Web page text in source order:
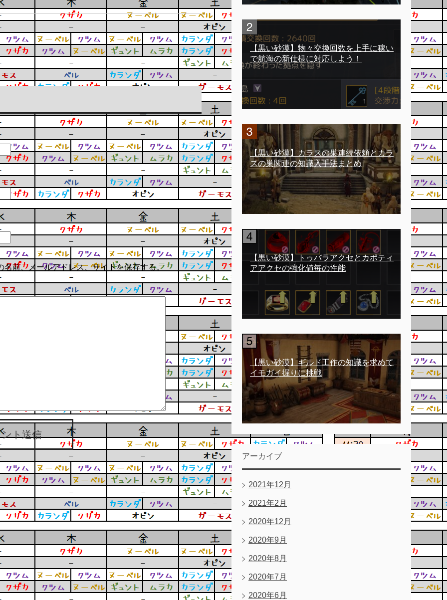
前、メールアドレス、サイトを保存する。
ト送信
【黒い砂漠】物々交換回数を上手に稼い
で航海の新仕様に対応しよう！
【黒い砂漠】カラスの巣連続依頼とカラ
スの巣関連の知識入手法まとめ
【黒い砂漠】トゥバラアクセとカポティ
アアクセの強化値毎の性能
【黒い砂漠】ギルド工作の知識を求めて
イモガイ掘りに挑戦
アーカイブ
2021年12月
2021年2月
2020年12月
2020年9月
2020年8月
2020年7月
2020年6月